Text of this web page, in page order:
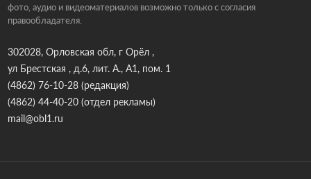
фото, аудио и видеоматериалов возможно только с согласия
правообладателя.
302028, Орловская обл, г Орёл ,
ул Брестская , д.6, лит. А., А1, пом. 1
(4862) 76-10-28(редакция)
(4862) 44-40-20(отдел рекламы)
mail@obl1.ru